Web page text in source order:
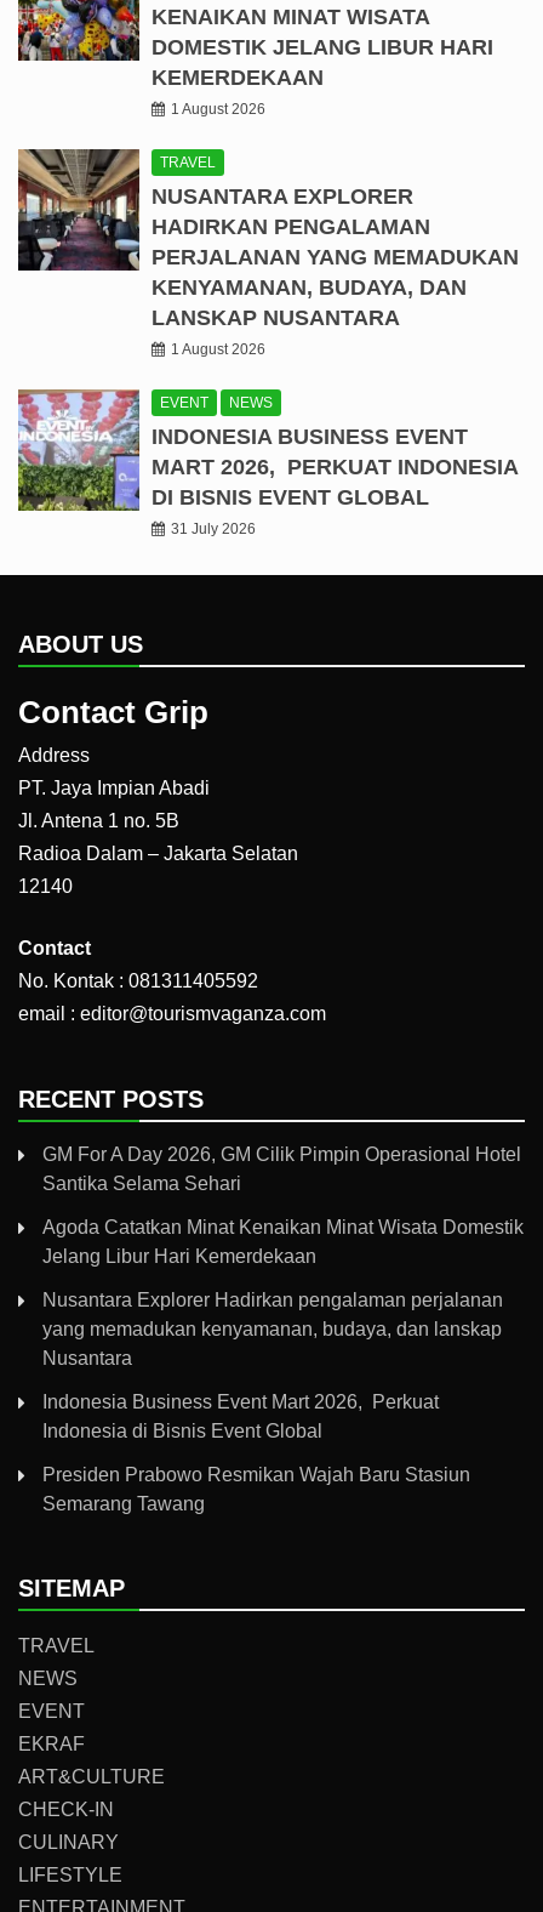
KENAIKAN MINAT WISATA
DOMESTIK JELANG LIBUR HARI
KEMERDEKAAN
1 August 2026
TRAVEL
NUSANTARA EXPLORER
HADIRKAN PENGALAMAN
PERJALANAN YANG MEMADUKAN
KENYAMANAN, BUDAYA, DAN
LANSKAP NUSANTARA
1 August 2026
EVENT NEWS
INDONESIA BUSINESS EVENT
MART 2026, PERKUAT INDONESIA
DI BISNIS EVENT GLOBAL
31 July 2026
ABOUT US
Contact Grip
Address
PT. Jaya Impian Abadi
Jl. Antena 1 no. 5B
Radioa Dalam – Jakarta Selatan
12140
Contact
No. Kontak : 081311405592
email : editor@tourismvaganza.com
RECENT POSTS
GM For A Day 2026, GM Cilik Pimpin Operasional Hotel
Santika Selama Sehari
Agoda Catatkan Minat Kenaikan Minat Wisata Domestik
Jelang Libur Hari Kemerdekaan
Nusantara Explorer Hadirkan pengalaman perjalanan
yang memadukan kenyamanan, budaya, dan lanskap
Nusantara
Indonesia Business Event Mart 2026, Perkuat
Indonesia di Bisnis Event Global
Presiden Prabowo Resmikan Wajah Baru Stasiun
Semarang Tawang
SITEMAP
TRAVEL
NEWS
EVENT
EKRAF
ART&CULTURE
CHECK-IN
CULINARY
LIFESTYLE
ENTERTAINMENT